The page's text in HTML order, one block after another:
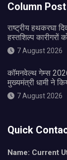
Column Post
राष्ट्रीय हथकरघा
हस्तशिल्प कारीगरों
7 August 2026
कॉमनवेल्थ गेम्स
मुख्यमंत्री धामी ने
7 August 2026
Quick
Name: Current